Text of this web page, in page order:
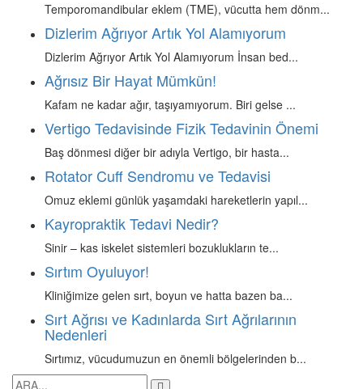
Temporomandibular eklem (TME), vücutta hem dönm...
Dizlerim Ağrıyor Artık Yol Alamıyorum
Dizlerim Ağrıyor Artık Yol Alamıyorum İnsan bed...
Ağrısız Bir Hayat Mümkün!
Kafam ne kadar ağır, taşıyamıyorum. Biri gelse ...
Vertigo Tedavisinde Fizik Tedavinin Önemi
Baş dönmesi diğer bir adıyla Vertigo, bir hasta...
Rotator Cuff Sendromu ve Tedavisi
Omuz eklemi günlük yaşamdaki hareketlerin yapıl...
Kayropraktik Tedavi Nedir?
Sinir – kas iskelet sistemleri bozuklukların te...
Sırtım Oyuluyor!
Kliniğimize gelen sırt, boyun ve hatta bazen ba...
Sırt Ağrısı ve Kadınlarda Sırt Ağrılarının
Nedenleri
Sırtımız, vücudumuzun en önemli bölgelerinden b...